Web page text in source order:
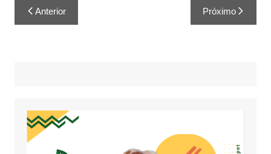
Anterior Próximo